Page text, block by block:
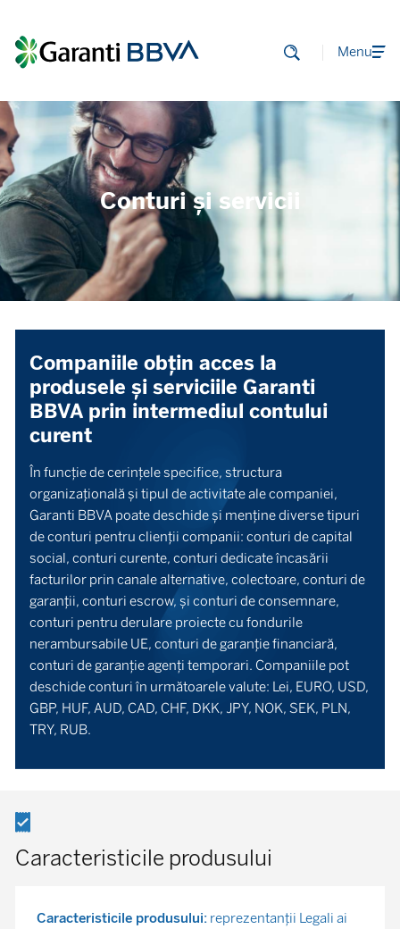
Menu
Conturi și servicii
Companiile obţin acces la
produsele şi serviciile Garanti
BBVA prin intermediul contului
curent
În funcţie de cerinţele specifice, structura
organizaţională şi tipul de activitate ale companiei,
Garanti BBVA poate deschide şi menţine diverse tipuri
de conturi pentru clienţii companii: conturi de capital
social, conturi curente, conturi dedicate încasării
facturilor prin canale alternative, colectoare, conturi de
garanţii, conturi escrow, şi conturi de consemnare,
conturi pentru derulare proiecte cu fondurile
nerambursabile UE, conturi de garanţie financiară,
conturi de garanţie agenţi temporari. Companiile pot
deschide conturi în următoarele valute: Lei, EURO, USD,
GBP, HUF, AUD, CAD, CHF, DKK, JPY, NOK, SEK, PLN,
TRY, RUB.
Caracteristicile produsului
Caracteristicile produsului: reprezentanţii Legali ai